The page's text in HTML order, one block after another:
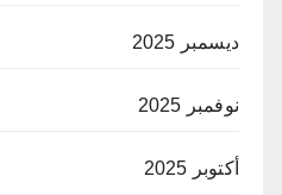
ديسمبر 2025
نوفمبر 2025
أكتوبر 2025